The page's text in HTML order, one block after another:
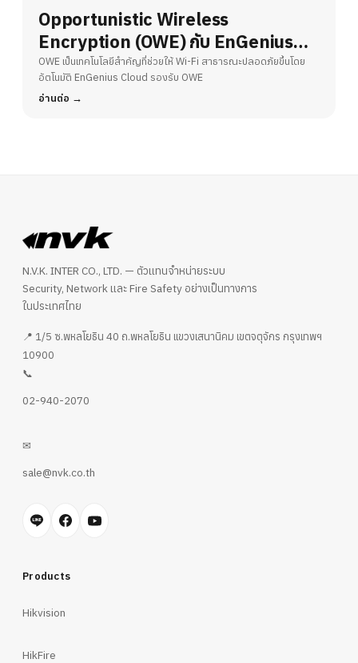
Opportunistic Wireless
Encryption (OWE) กับ EnGenius
Cloud – ยกระดับความปลอดภัย Wi-Fi
สาธารณะ
OWE เป็นเทคโนโลยีสำคัญที่ช่วยให้ Wi-Fi สาธารณะปลอดภัยขึ้นโดย
อัตโนมัติ EnGenius Cloud รองรับ OWE
อ่านต่อ
N.V.K. INTER CO., LTD. — ตัวแทนจำหน่ายระบบ
Security, Network และ Fire Safety อย่างเป็นทางการ
ในประเทศไทย
📍 1/5 ซ.พหลโยธิน 40 ถ.พหลโยธิน แขวงเสนานิคม เขตจตุจักร กรุงเทพฯ
10900
📞
02-940-2070
✉
sale@nvk.co.th
Products
Hikvision
HikFire